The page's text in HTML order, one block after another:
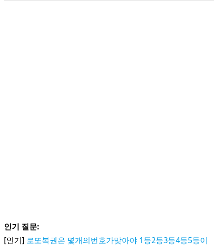
인기 질문:
[인기] 로또복권은 몇개의번호가맞아야 1등2등3등4등5등이